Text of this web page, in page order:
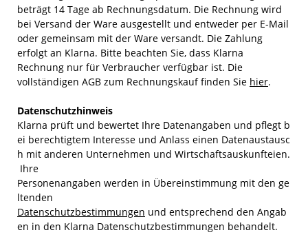
beträgt 14 Tage ab Rechnungsdatum. Die Rechnung wird
bei Versand der Ware ausgestellt und entweder per E-Mail
oder gemeinsam mit der Ware versandt. Die Zahlung
erfolgt an Klarna. Bitte beachten Sie, dass Klarna
Rechnung nur für Verbraucher verfügbar ist. Die
vollständigen AGB zum Rechnungskauf finden Sie hier.
Datenschutzhinweis
Klarna prüft und bewertet Ihre Datenangaben und pflegt b
ei berechtigtem Interesse und Anlass einen Datenaustausc
h mit anderen Unternehmen und Wirtschaftsauskunfteien.
Ihre
Personenangaben werden in Übereinstimmung mit den ge
ltenden
Datenschutzbestimmungen und entsprechend den Angab
en in den Klarna Datenschutzbestimmungen behandelt.